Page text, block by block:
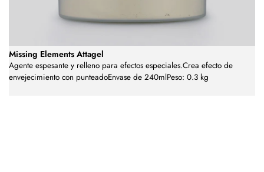
Missing Elements Attagel
Agente espesante y relleno para efectos especiales.Crea efecto de
envejecimiento con punteadoEnvase de 240mlPeso: 0.3 kg